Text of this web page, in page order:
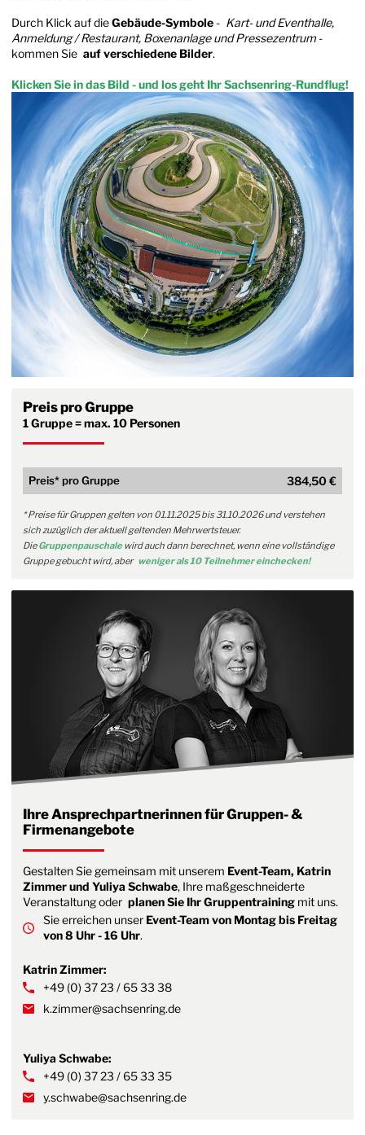
Durch Klick auf dieGebäude-Symbole - Kart- und Eventhalle,
Anmeldung / Restaurant, Boxenanlage und Pressezentrum -
kommen Sie auf verschiedene Bilder.
Klicken Sie in das Bild - und los geht Ihr Sachsenring-Rundflug!
Preis pro Gruppe
1 Gruppe = max. 10 Personen
Preis* pro Gruppe 384,50 €
* Preise für Gruppen gelten von 01.11.2025 bis 31.10.2026 und verstehen
sich zuzüglich der aktuell geltenden Mehrwertsteuer.
DieGruppenpauschale wird auch dann berechnet, wenn eine vollständige
Gruppe gebucht wird, aber weniger als 10 Teilnehmer einchecken!
Ihre Ansprechpartnerinnen für Gruppen- &
Firmenangebote
Gestalten Sie gemeinsam mit unserem Event-Team, Katrin
Zimmer und Yuliya Schwabe, Ihre maßgeschneiderte
Veranstaltung oder planen Sie Ihr Gruppentraining mit uns.
Sie erreichen unser Event-Team von Montag bis Freitag
von 8 Uhr - 16 Uhr.
Katrin Zimmer:
+49 (0) 37 23 / 65 33 38
k.zimmer@sachsenring.de
Yuliya Schwabe:
+49 (0) 37 23 / 65 33 35
y.schwabe@sachsenring.de